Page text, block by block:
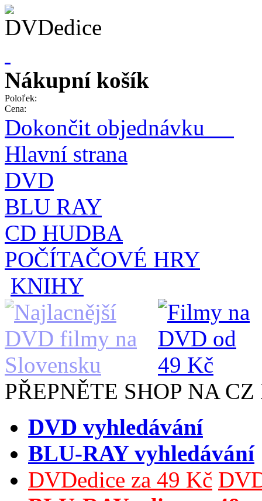
Nákupní košík
Poloľek:
Cena:
Dokončit objednávku
Hlavní strana
DVD
BLU RAY
CD HUDBA
POČÍTAČOVÉ HRY
KNIHY
PŘEPNĚTE SHOP NA
DVD vyhledávání
BLU-RAY vyhledávání
DVDedice za 49 Kč